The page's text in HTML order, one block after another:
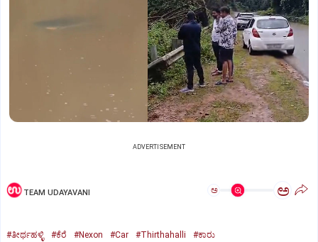
ADVERTISEMENT
TEAM UDAYAVANI ಅ ಅ
#ತೀರ್ಥಹಳ್ಳಿ #ಕೆರೆ #Nexon #Car #Thirthahalli #ಕಾರು